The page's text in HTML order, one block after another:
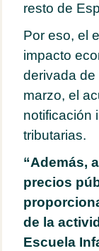
resto de
Por eso, el
impacto
derivada de
marzo, el
notificación
tributarias.
“Además,
precios
de la
Escuela